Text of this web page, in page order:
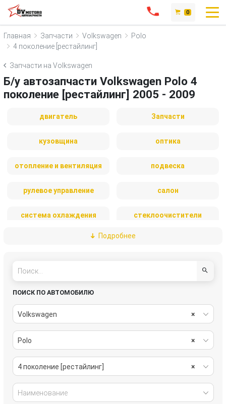
0
Главная Запчасти Volkswagen
Polo
4 поколение [рестайлинг]
Запчасти на Volkswagen
Б/у автозапчасти Volkswagen Polo 4
поколение [рестайлинг] 2005 - 2009
двигатель Запчасти
кузовщина оптика
отопление и вентиляция подвеска
рулевое управление салон
система охлаждения стеклоочистители
топливная система тормозная система
Подробнее
ПОИСК ПО АВТОМОБИЛЮ
×
Volkswagen
×
Polo
×
4 поколение [рестайлинг]
Наименование